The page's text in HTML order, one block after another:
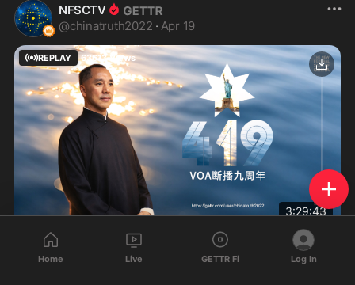
NFSCTV
@chinatruth2022 · Apr 19
Watch NFSCTV live on GETTR
2026.04.19 联盟特别直播 —— VOA断播九周年
REPLAY 63613Views
3:29:43
Home Live GETTR Fi Log In